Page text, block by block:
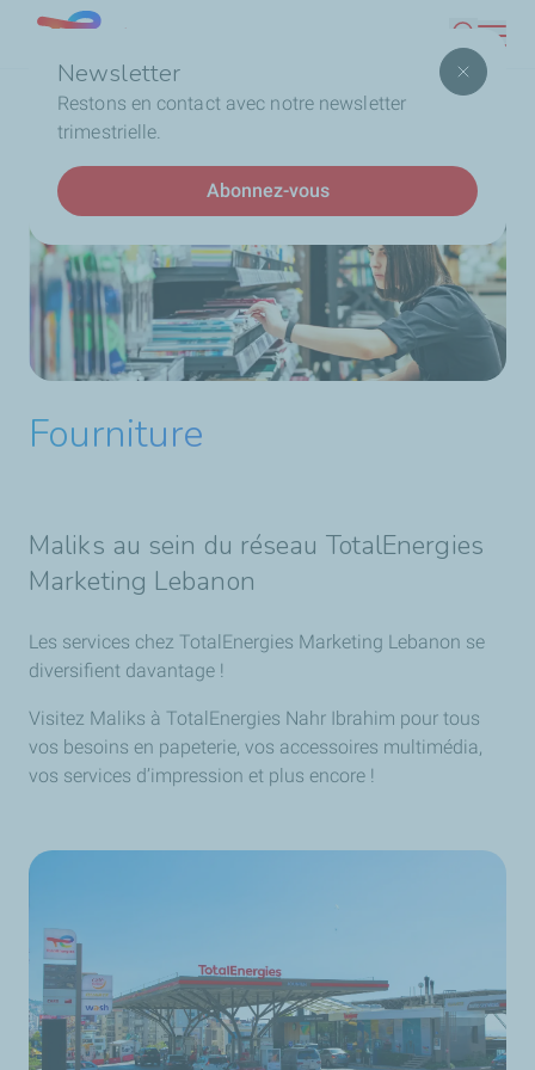
contenu
Newsletter
Restons en contact avec notre newsletter
trimestrielle.
Abonnez-vous
Lebanon
d'Ariane
Accueil Stations Service
Nos services
Fourniture
Fourniture
Maliks au sein du réseau TotalEnergies
Marketing Lebanon
Les services chez TotalEnergies Marketing Lebanon se
diversifient davantage !
Visitez Maliks à TotalEnergies Nahr Ibrahim pour tous
vos besoins en papeterie, vos accessoires multimédia,
vos services d’impression et plus encore !